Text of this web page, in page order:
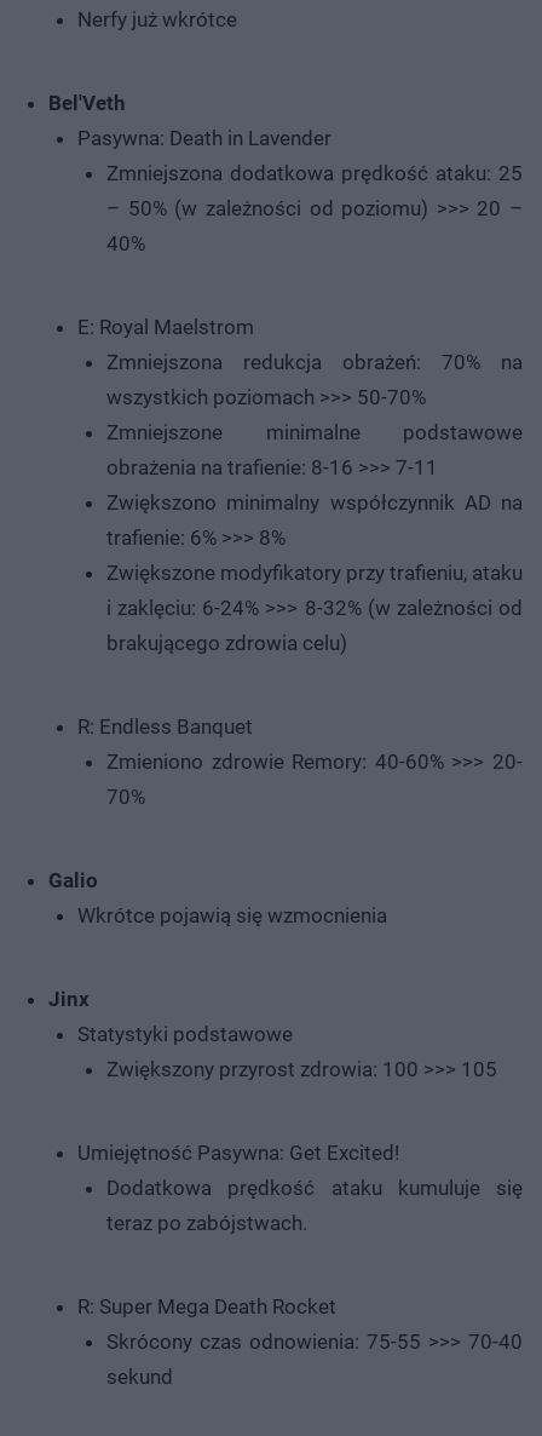
Nerfy już wkrótce
Bel'Veth
Pasywna: Death in Lavender
Zmniejszona dodatkowa prędkość ataku: 25
– 50% (w zależności od poziomu) >>> 20 –
40%
E: Royal Maelstrom
Zmniejszona redukcja obrażeń: 70% na
wszystkich poziomach >>> 50-70%
Zmniejszone minimalne podstawowe
obrażenia na trafienie: 8-16 >>> 7-11
Zwiększono minimalny współczynnik AD na
trafienie: 6% >>> 8%
Zwiększone modyfikatory przy trafieniu, ataku
i zaklęciu: 6-24% >>> 8-32% (w zależności od
brakującego zdrowia celu)
R: Endless Banquet
Zmieniono zdrowie Remory: 40-60% >>> 20-
70%
Galio
Wkrótce pojawią się wzmocnienia
Jinx
Statystyki podstawowe
Zwiększony przyrost zdrowia: 100 >>> 105
Umiejętność Pasywna: Get Excited!
Dodatkowa prędkość ataku kumuluje się
teraz po zabójstwach.
R: Super Mega Death Rocket
Skrócony czas odnowienia: 75-55 >>> 70-40
sekund